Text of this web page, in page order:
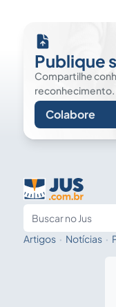
Publique
Compartilhe
reconhecimento.
Colabore
Artigos · Notícias ·